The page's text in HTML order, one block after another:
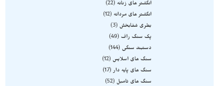
انگشتر های زنانه
22
انگشتر های مردانه
12
بطری شفابخش
3
پک سنگ راف
49
دستبند سنگی
144
سنگ های اسلایس
12
سنگ های پایه دار 17
سنگ های تامبل
52